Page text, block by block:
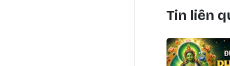
Tin liên